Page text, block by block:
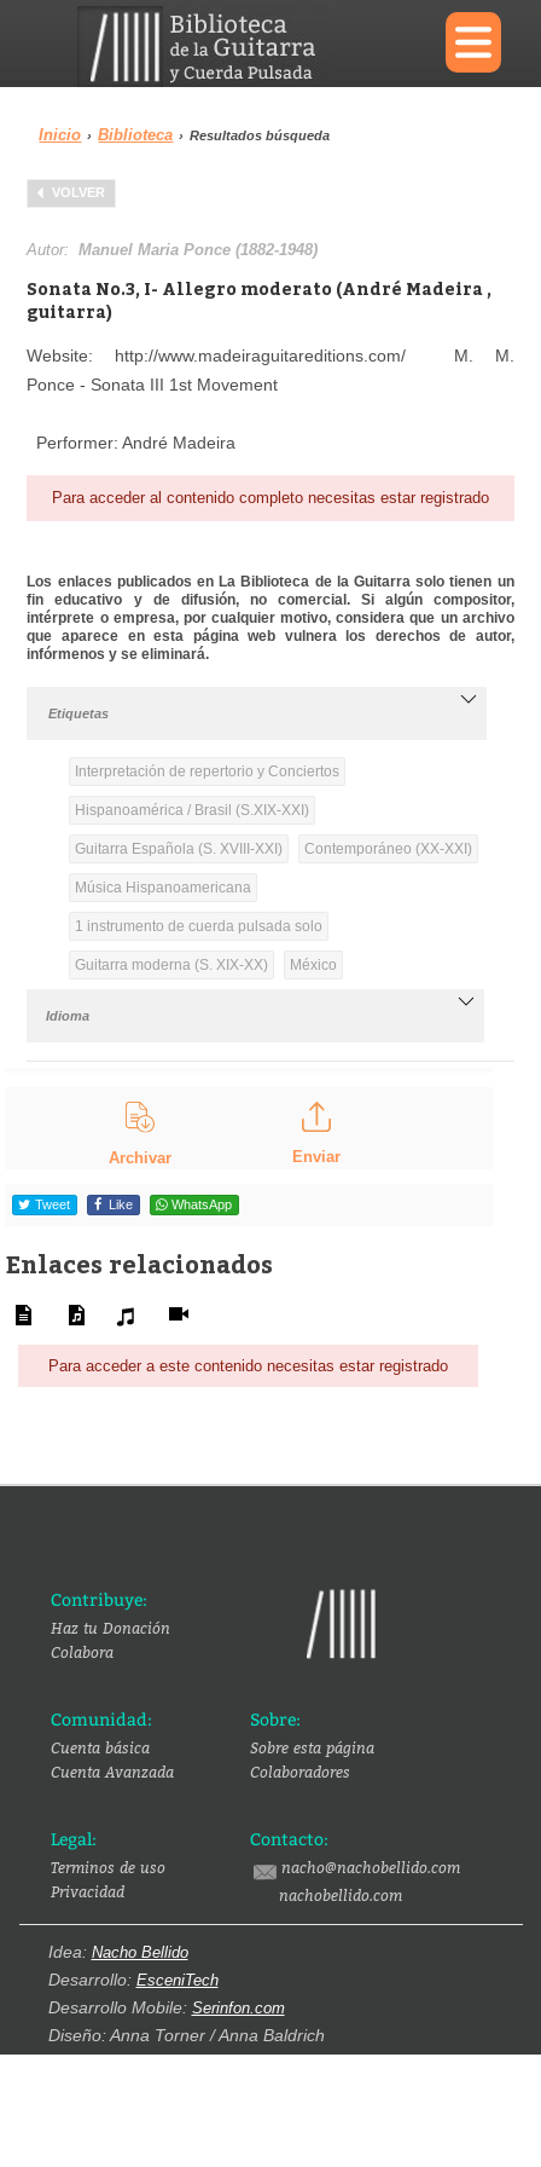
×
Menu
Biblioteca
Área personal
Inicio › Biblioteca › Resultados búsqueda
VOLVER
Autor:Manuel Maria Ponce (1882-1948)
Sonata No.3, I- Allegro moderato (André Madeira ,
guitarra)
Website: http://www.madeiraguitareditions.com/ M. M.
Ponce - Sonata III 1st Movement
Performer: André Madeira
Para acceder al contenido completo necesitas estar registrado
Los enlaces publicados en La Biblioteca de la Guitarra solo tienen un
fin educativo y de difusión, no comercial. Si algún compositor,
intérprete o empresa, por cualquier motivo, considera que un archivo
que aparece en esta página web vulnera los derechos de autor,
infórmenos y se eliminará.
Etiquetas
Interpretación de repertorio y Conciertos
Hispanoamérica / Brasil (S.XIX-XXI)
Guitarra Española (S. XVIII-XXI) Contemporáneo (XX-XXI)
Música Hispanoamericana
1 instrumento de cuerda pulsada solo
Guitarra moderna (S. XIX-XX) México
Idioma
Archivar Enviar
Tweet Like WhatsApp
Enlaces relacionados
Para acceder a este contenido necesitas estar registrado
Contribuye:
Haz tu Donación
Colabora
Comunidad:
Cuenta básica
Cuenta Avanzada
Sobre:
Sobre esta página
Colaboradores
Legal:
Terminos de uso
Privacidad
Contacto:
nacho@nachobellido.com
nachobellido.com
Idea: Nacho Bellido
Desarrollo: EsceniTech
Desarrollo Mobile: Serinfon.com
Diseño: Anna Torner / Anna Baldrich